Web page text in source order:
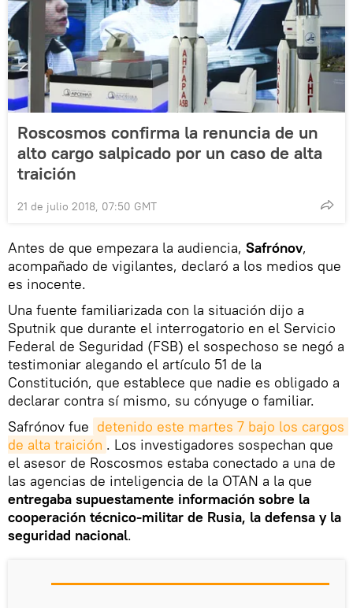
Roscosmos confirma la renuncia de un
alto cargo salpicado por un caso de alta
traición
21 de julio 2018, 07:50 GMT
Antes de que empezara la audiencia, Safrónov,
acompañado de vigilantes, declaró a los medios que
es inocente.
Una fuente familiarizada con la situación dijo a
Sputnik que durante el interrogatorio en el Servicio
Federal de Seguridad (FSB) el sospechoso se negó a
testimoniar alegando el artículo 51 de la
Constitución, que establece que nadie es obligado a
declarar contra sí mismo, su cónyuge o familiar.
Safrónov fue detenido este martes 7 bajo los cargos
de alta traición . Los investigadores sospechan que
el asesor de Roscosmos estaba conectado a una de
las agencias de inteligencia de la OTAN a la que
entregaba supuestamente información sobre la
cooperación técnico-militar de Rusia, la defensa y la
seguridad nacional.